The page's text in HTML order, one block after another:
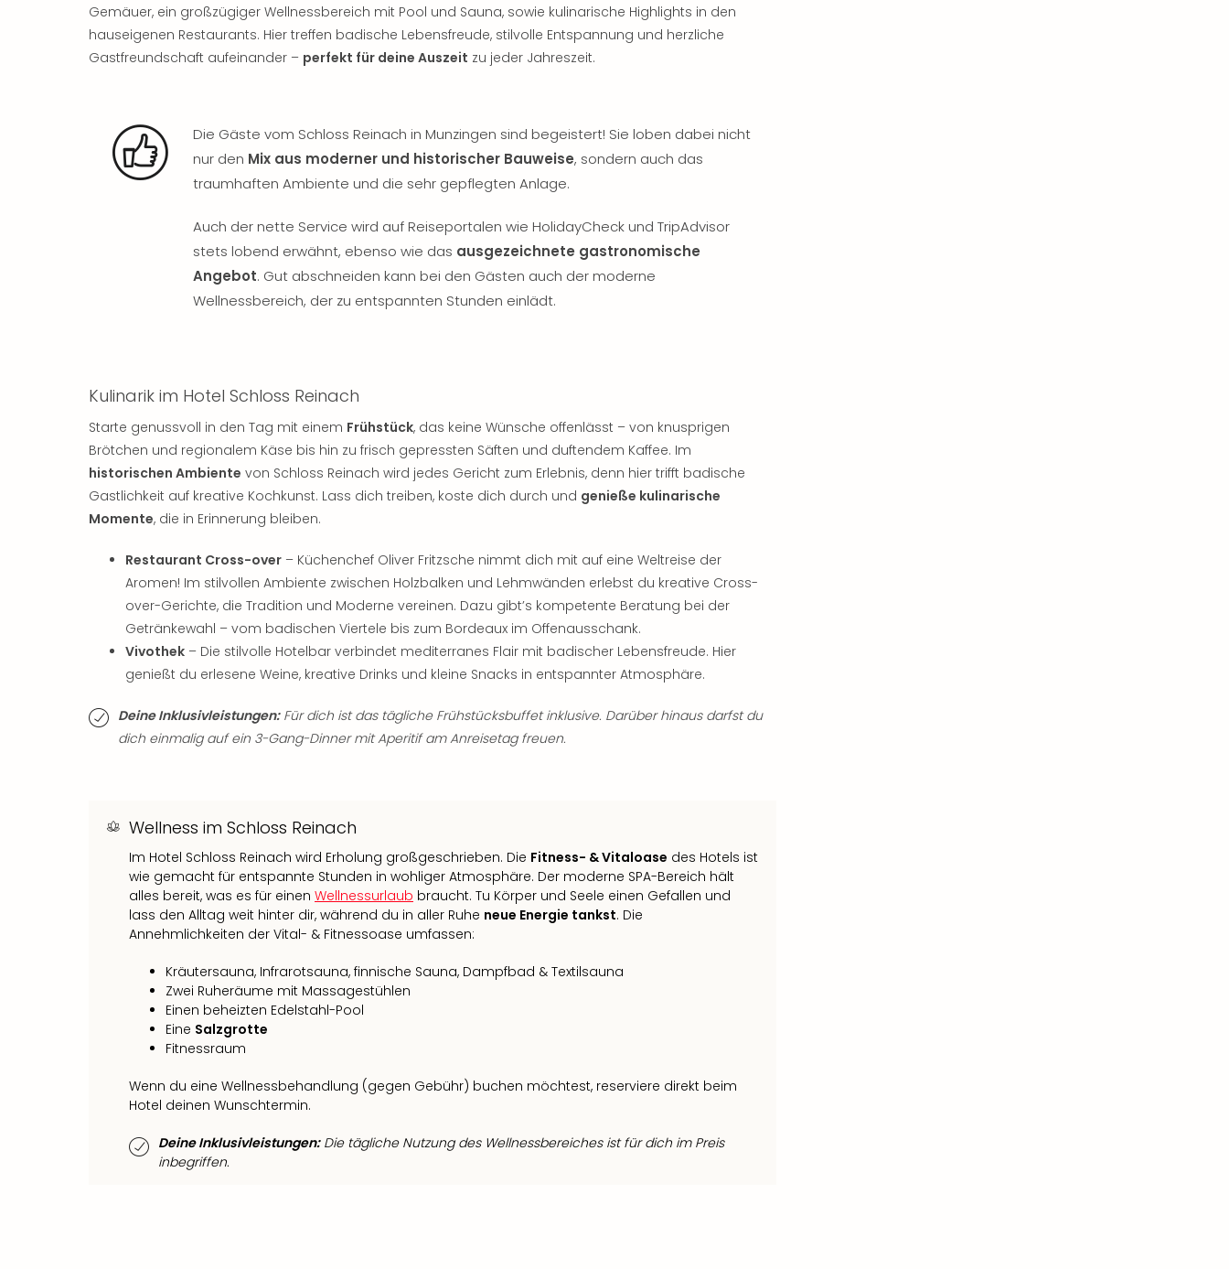
Gemäuer, ein großzügiger Wellnessbereich mit Pool und Sauna, sowie kulinarische Highlights in den
hauseigenen Restaurants. Hier treffen badische Lebensfreude, stilvolle Entspannung und herzliche
Gastfreundschaft aufeinander – perfekt für deine Auszeit zu jeder Jahreszeit.
Die Gäste vom Schloss Reinach in Munzingen sind begeistert! Sie loben dabei nicht
nur den Mix aus moderner und historischer Bauweise, sondern auch das
traumhaften Ambiente und die sehr gepflegten Anlage.
Auch der nette Service wird auf Reiseportalen wie HolidayCheck und TripAdvisor
stets lobend erwähnt, ebenso wie das ausgezeichnete gastronomische
Angebot. Gut abschneiden kann bei den Gästen auch der moderne
Wellnessbereich, der zu entspannten Stunden einlädt.
Kulinarik im Hotel Schloss Reinach
Starte genussvoll in den Tag mit einem Frühstück, das keine Wünsche offenlässt – von knusprigen
Brötchen und regionalem Käse bis hin zu frisch gepressten Säften und duftendem Kaffee. Im
historischen Ambiente von Schloss Reinach wird jedes Gericht zum Erlebnis, denn hier trifft badische
Gastlichkeit auf kreative Kochkunst. Lass dich treiben, koste dich durch und genieße kulinarische
Momente, die in Erinnerung bleiben.
Restaurant Cross-over – Küchenchef Oliver Fritzsche nimmt dich mit auf eine Weltreise der
Aromen! Im stilvollen Ambiente zwischen Holzbalken und Lehmwänden erlebst du kreative Cross-
over-Gerichte, die Tradition und Moderne vereinen. Dazu gibt’s kompetente Beratung bei der
Getränkewahl – vom badischen Viertele bis zum Bordeaux im Offenausschank.
Vivothek – Die stilvolle Hotelbar verbindet mediterranes Flair mit badischer Lebensfreude. Hier
genießt du erlesene Weine, kreative Drinks und kleine Snacks in entspannter Atmosphäre.
Deine Inklusivleistungen:Für dich ist das tägliche Frühstücksbuffet inklusive. Darüber hinaus darfst du
dich einmalig auf ein 3-Gang-Dinner mit Aperitif am Anreisetag freuen.
Wellness im Schloss Reinach
Im Hotel Schloss Reinach wird Erholung großgeschrieben. Die Fitness- & Vitaloase des Hotels ist
wie gemacht für entspannte Stunden in wohliger Atmosphäre. Der moderne SPA-Bereich hält
alles bereit, was es für einen Wellnessurlaub braucht. Tu Körper und Seele einen Gefallen und
lass den Alltag weit hinter dir, während du in aller Ruhe neue Energie tankst. Die
Annehmlichkeiten der Vital- & Fitnessoase umfassen:
Kräutersauna, Infrarotsauna, finnische Sauna, Dampfbad & Textilsauna
Zwei Ruheräume mit Massagestühlen
Einen beheizten Edelstahl-Pool
Eine Salzgrotte
Fitnessraum
Wenn du eine Wellnessbehandlung (gegen Gebühr) buchen möchtest, reserviere direkt beim
Hotel deinen Wunschtermin.
Deine Inklusivleistungen:Die tägliche Nutzung des Wellnessbereiches ist für dich im Preis
inbegriffen.